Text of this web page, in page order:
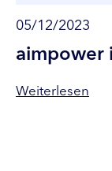
05/12/2023
aimpower
Weiterlesen